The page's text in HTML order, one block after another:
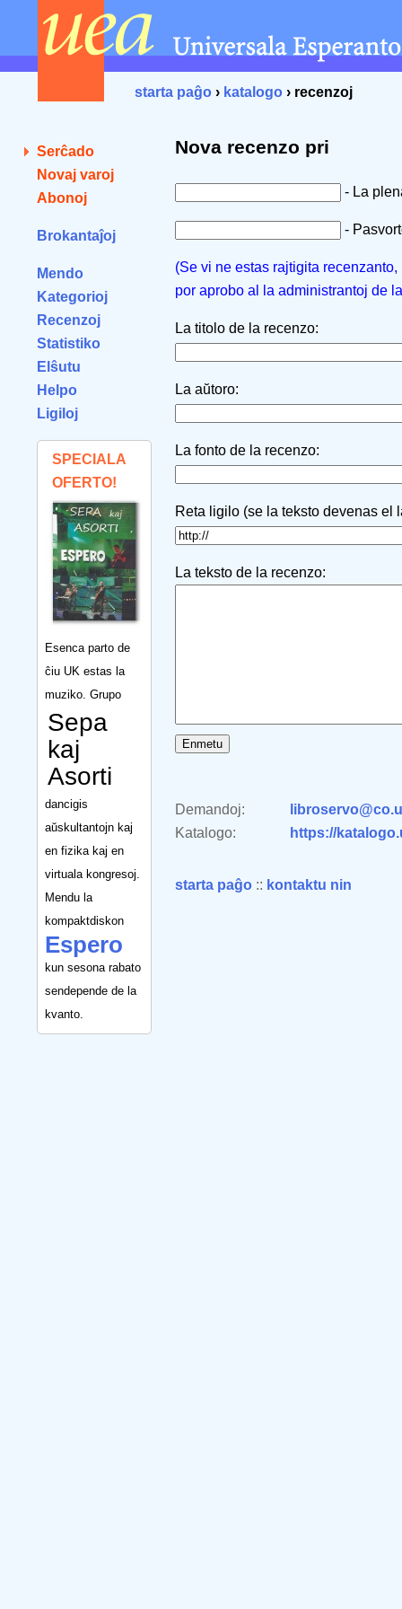
starta paĝo › katalogo › recenzoj
Serĉado
Novaj varoj
Abonoj
Brokantaĵoj
Mendo
Kategorioj
Recenzoj
Statistiko
Elŝutu
Helpo
Ligiloj
SPECIALA
OFERTO!
Esenca parto de
ĉiu UK estas la
muziko. Grupo
Sepa
kaj
Asorti
dancigis
aŭskultantojn kaj
en fizika kaj en
virtuala kongresoj.
Mendu la
kompaktdiskon
Espero
kun sesona rabato
sendepende de la
kvanto.
Nova recenzo pri
- La
-
(Se vi ne estas rajtigita
por aprobo al la administrantoj de
La titolo de la recenzo:
La aŭtoro:
La fonto de la recenzo:
Reta ligilo (se la teksto devenas el
La teksto de la recenzo:
Demandoj:
Katalogo:
https://
starta paĝo :: kontaktu nin